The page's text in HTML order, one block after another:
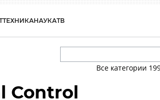
ТЕХНИКАНАУКАТВ
Все категории
Control